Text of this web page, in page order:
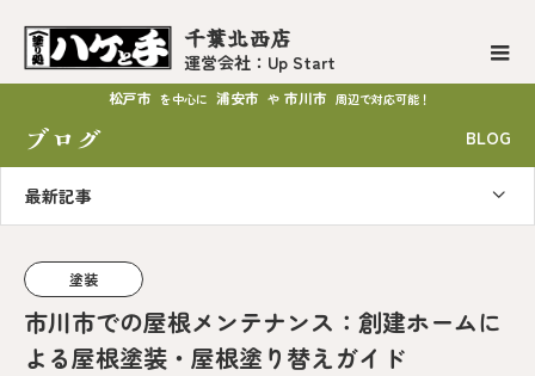
千葉北西店
運営会社：Up Start
松戸市 を中心に 浦安市 や 市川市 周辺で対応可能！
ブログ BLOG
最新記事
塗装
市川市での屋根メンテナンス：創建ホームに
よる屋根塗装・屋根塗り替えガイド